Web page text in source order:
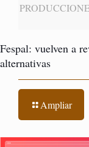
Fespal: vuelven a
alternativas
Ampliar